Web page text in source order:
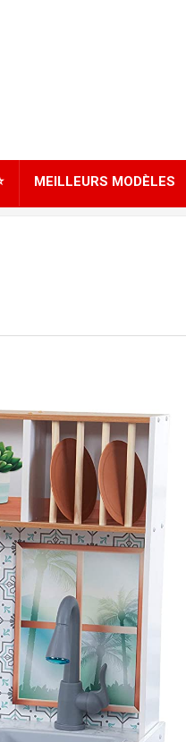
MEILLEURS MODÈLES
8
SCORE
Meilleurs modèles
TEFAL ÉVOLUTIVE
en plastique pour enfant
sans plus tarder la ...